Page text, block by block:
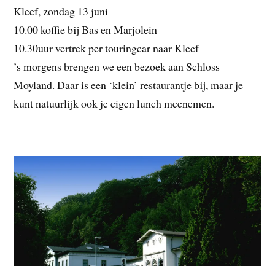
Kleef, zondag 13 juni
10.00 koffie bij Bas en Marjolein
10.30uur vertrek per touringcar naar Kleef
’s morgens brengen we een bezoek aan Schloss
Moyland. Daar is een ‘klein’ restaurantje bij, maar je
kunt natuurlijk ook je eigen lunch meenemen.